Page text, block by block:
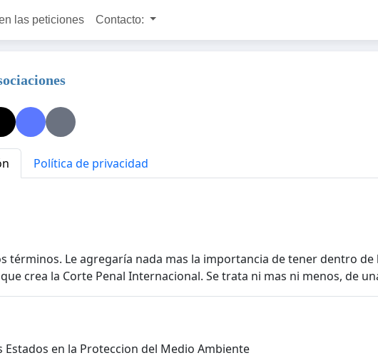
las peticiones Contacto:
Política de privacidad
términos. Le agregaría nada mas la importancia de tener dentro
crea la Corte Penal Internacional. Se trata ni mas ni menos, de
en la Proteccion del Medio Ambiente